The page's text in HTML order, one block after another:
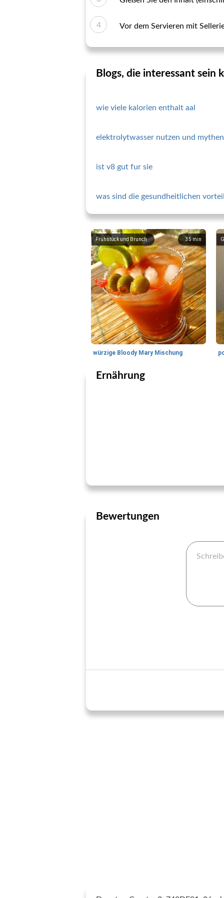
Vor dem Servieren mit
Blogs, die interessant sein
wie viele kalorien enthalt aal
elektrolytwasser nutzen und mythen
ist v8 gut fur sie
was sind die gesundheitlichen
35min
Frühstück und Brunch
würzige Bloody Mary Mischung
Ernährung
Bewertungen